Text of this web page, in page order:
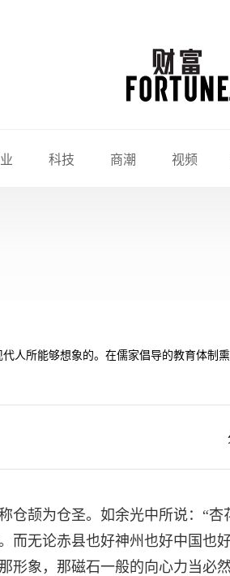
科技 商潮 视频
人所能够想象的。在儒家倡导的教育体制
仓颉为仓圣。如余光中所说：“杏
而无论赤县也好神州也好中国也
形象，那磁石一般的向心力当必